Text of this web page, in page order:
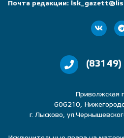
Почта редакции:
Приволжская
606210,
г. Лысково,